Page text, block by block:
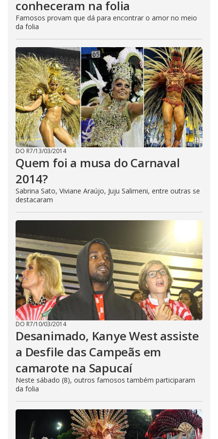
conheceram na folia
Famosos provam que dá para encontrar o amor no meio
da folia
DO R7/13/03/2014
Quem foi a musa do Carnaval
2014?
Sabrina Sato, Viviane Araújo, Juju Salimeni, entre outras se
destacaram
DO R7/10/03/2014
Desanimado, Kanye West assiste
a Desfile das Campeãs em
camarote na Sapucaí
Neste sábado (8), outros famosos também participaram
da folia